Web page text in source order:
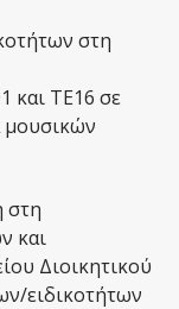
στη
και ΤΕ16 σε
μουσικών
στη
και
Διοικητικού
ειδικοτήτων